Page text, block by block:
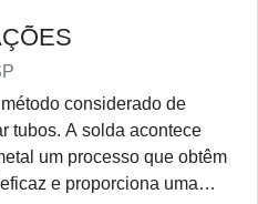
considerado de
tubos. A solda acontece
um processo que obtêm
e proporciona uma